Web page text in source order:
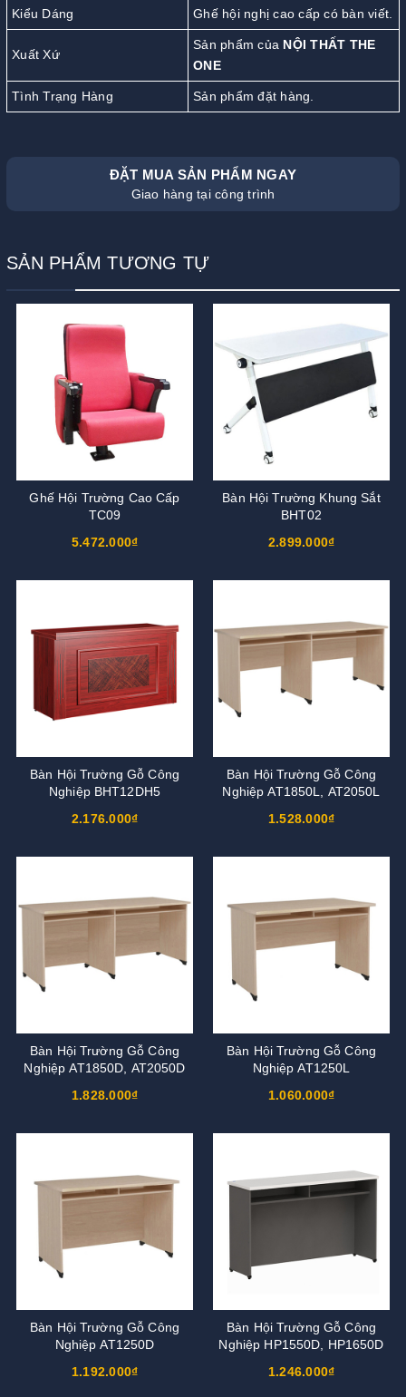
Kiểu Dáng Ghế hội nghị cao cấp có bàn viết.
Xuất Xứ
Sản phẩm của NỘI THẤT THE
ONE
Tình Trạng Hàng Sản phẩm đặt hàng.
ĐẶT MUA SẢN PHẨM NGAY
Giao hàng tại công trình
SẢN PHẨM TƯƠNG TỰ
Ghế Hội Trường Cao Cấp
TC09
5.472.000₫
Bàn Hội Trường Khung Sắt
BHT02
2.899.000₫
Bàn Hội Trường Gỗ Công
Nghiệp BHT12DH5
2.176.000₫
Bàn Hội Trường Gỗ Công
Nghiệp AT1850L, AT2050L
1.528.000₫
Bàn Hội Trường Gỗ Công
Nghiệp AT1850D, AT2050D
1.828.000₫
Bàn Hội Trường Gỗ Công
Nghiệp AT1250L
1.060.000₫
Bàn Hội Trường Gỗ Công
Nghiệp AT1250D
1.192.000₫
Bàn Hội Trường Gỗ Công
Nghiệp HP1550D, HP1650D
1.246.000₫